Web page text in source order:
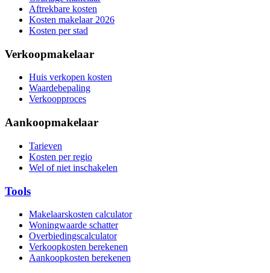
Aftrekbare kosten
Kosten makelaar 2026
Kosten per stad
Verkoopmakelaar
Huis verkopen kosten
Waardebepaling
Verkoopproces
Aankoopmakelaar
Tarieven
Kosten per regio
Wel of niet inschakelen
Tools
Makelaarskosten calculator
Woningwaarde schatter
Overbiedingscalculator
Verkoopkosten berekenen
Aankoopkosten berekenen